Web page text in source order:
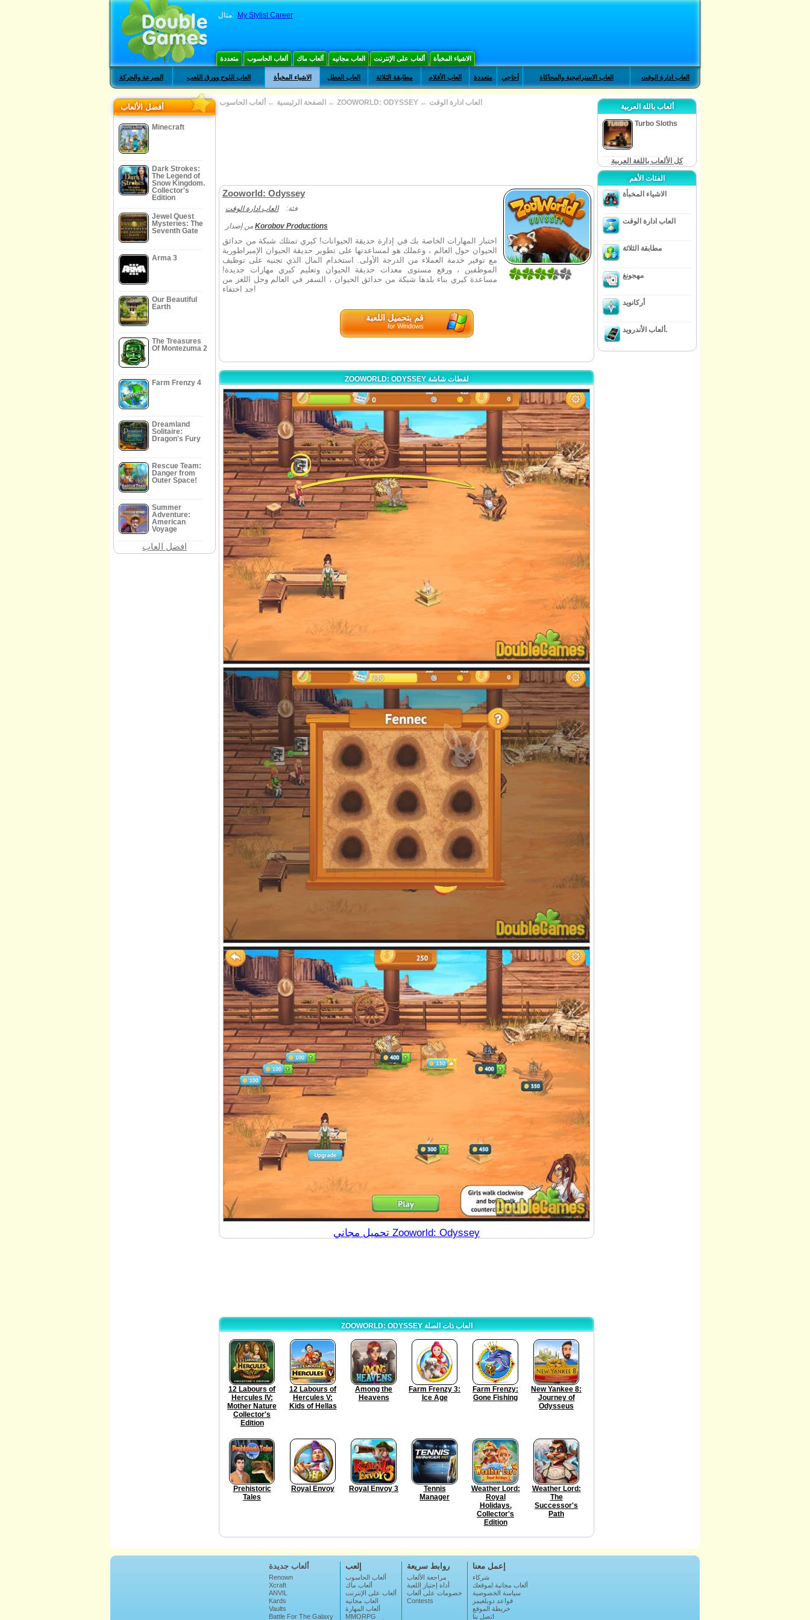
مثال: My Stylist Career
متعددة ألعاب الحاسوب ألعاب ماك العاب مجانيه ألعاب على الإنترنت الاشياء المخبأة
السرعة والحركة العاب اللوح وورق اللعب الاشياء المخبأة العاب العطل مطابقة الثلاثة العاب الأفلام متعددة أحاجي العاب الاستراتيجية والمحاكاة العاب ادارة الوقت
أفضل الألعاب
Minecraft
Dark Strokes:
The Legend of
Snow Kingdom.
Collector's
Edition
Jewel Quest
Mysteries: The
Seventh Gate
Arma 3
Our Beautiful
Earth
The Treasures
Of Montezuma 2
Farm Frenzy 4
Dreamland
Solitaire:
Dragon's Fury
Rescue Team:
Danger from
Outer Space!
Summer
Adventure:
American
Voyage
افضل العاب
الصفحة الرئيسية ← ألعاب الحاسوب ← ZOOWORLD: ODYSSEY ← العاب ادارة الوقت
5
Zooworld: Odyssey
فئة: العاب ادارة الوقت
Korobov Productions
اختبار المهارات الخاصة بك في إدارة حديقة الحيوانات! كيري تمتلك شبكة من حدائق
الحيوان حول العالم ، وعملك هو لمساعدتها على تطوير حديقة الحيوان الإمبراطورية
مع توفير خدمة العملاء من الدرجة الأولى. استخدام المال الذي تجنيه على توظيف
الموظفين ، ورفع مستوى معدات حديقة الحيوان وتعليم كيري مهارات جديدة!
مساعدة كيري بناء بلدها شبكة من حدائق الحيوان ، السفر في العالم وحل اللغز من
جد اختفاء!
قم بتحميل اللعبة
for Windows
ZOOWORLD: ODYSSEY لقطات شاشة
تحميل مجاني Zooworld: Odyssey
ZOOWORLD: ODYSSEY العاب ذات الصلة
12 Labours of
Hercules IV:
Mother Nature
Collector's
Edition
12 Labours of
Hercules V:
Kids of Hellas
Among the
Heavens
Farm Frenzy 3:
Ice Age
Farm Frenzy:
Gone Fishing
New Yankee 8:
Journey of
Odysseus
Prehistoric
Tales
Royal Envoy Royal Envoy 3
Tennis
Manager
Weather Lord:
Royal
Holidays.
Collector's
Edition
Weather Lord:
The
Successor's
Path
ألعاب باللة العربية
Turbo Sloths
كل الألعاب باللغة العربية
الفئات الأهم
الاشياء المخبأة
العاب ادارة الوقت
مطابقة الثلاثة
مهجونغ
أركانويد
ألعاب الأندرويد.
ألعاب جديدة
Renown
Xcraft
ANVIL
Kards
Vaults
Battle For The Galaxy
إلعب
ألعاب الحاسوب
ألعاب ماك
ألعاب على الإنترنت
العاب مجانيه
ألعاب المهارة
MMORPG
روابط سريعة
مراجعة الألعاب
أداة إجتياز اللعبة
خصومات على ألعاب
Contests
إعمل معنا
شركاء
ألعاب مجانية لموقعك
سياسة الخصوصية
قواعد دوبلغيمز
خريطة الموقع
اتصل بنا